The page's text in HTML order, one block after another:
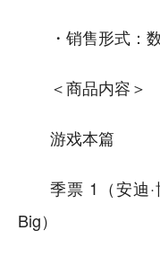
・销售形式：
＜商品内容＞
游戏本篇
季票 1（安迪
Big）